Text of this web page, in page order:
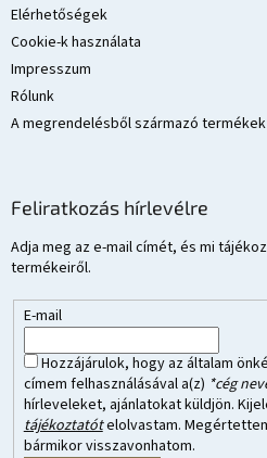
Elérhetőségek
Cookie-k használata
Impresszum
Rólunk
A megrendelésből származó
Feliratkozás hírlevélre
Adja meg az e-mail címét, és mi
termékeiről.
E-mail
Hozzájárulok, hogy az általam
címem felhasználásával a(z) *cég
hírleveleket, ajánlatokat küldjön.
tájékoztatótelolvastam.
bármikor visszavonhatom.